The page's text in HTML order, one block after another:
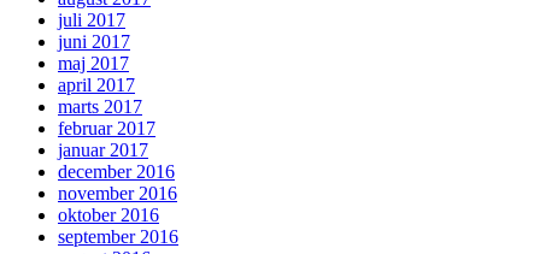
juli 2017
juni 2017
maj 2017
april 2017
marts 2017
februar 2017
januar 2017
december 2016
november 2016
oktober 2016
september 2016